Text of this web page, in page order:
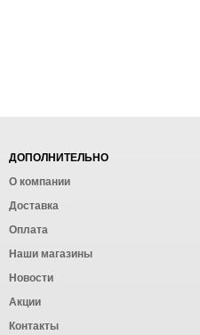
ДОПОЛНИТЕЛЬНО
О компании
Доставка
Оплата
Наши магазины
Новости
Акции
Контакты